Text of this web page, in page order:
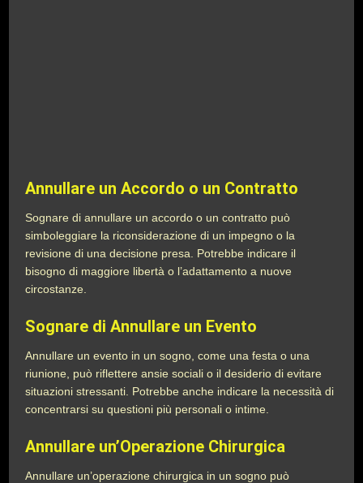
Annullare un Accordo o un Contratto
Sognare di annullare un accordo o un contratto può
simboleggiare la riconsiderazione di un impegno o la
revisione di una decisione presa. Potrebbe indicare il
bisogno di maggiore libertà o l’adattamento a nuove
circostanze.
Sognare di Annullare un Evento
Annullare un evento in un sogno, come una festa o una
riunione, può riflettere ansie sociali o il desiderio di evitare
situazioni stressanti. Potrebbe anche indicare la necessità di
concentrarsi su questioni più personali o intime.
Annullare un’Operazione Chirurgica
Annullare un’operazione chirurgica in un sogno può